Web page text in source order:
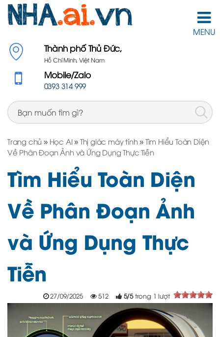
MENU
Thành phố Thủ Đức,
Hồ Chí Minh, Việt Nam
Mobile/Zalo
0393 314 999
Trang chủ » Học AI» Thị giác máy tính » Tìm Hiểu Toàn Diện
Về Phân Đoạn Ảnh và Ứng Dụng Thực Tiễn
Tìm Hiểu Toàn Diện
Về Phân Đoạn Ảnh
và Ứng Dụng Thực
Tiễn
27/09/2025 512 5/5 trong 1 lượt